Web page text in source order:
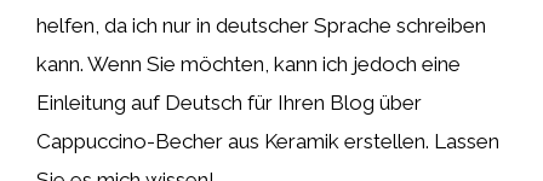
helfen, da ich nur in deutscher Sprache schreiben
kann. Wenn Sie möchten, kann ich jedoch eine
Einleitung auf Deutsch für Ihren Blog über
Cappuccino-Becher aus Keramik erstellen. Lassen